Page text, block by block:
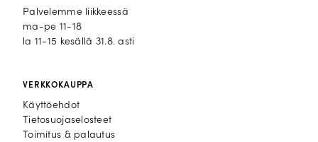
Palvelemme liikkeessä
ma-pe 11-18
la 11-15 kesällä 31.8. asti
VERKKOKAUPPA
Käyttöehdot
Tietosuojaselosteet
Toimitus & palautus